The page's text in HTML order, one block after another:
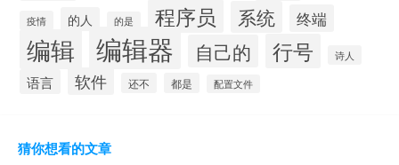
疫情 的人 的是 程序员 系统 终端
编辑 编辑器 自己的 行号 诗人
语言 软件 还不 都是 配置文件
猜你想看的文章